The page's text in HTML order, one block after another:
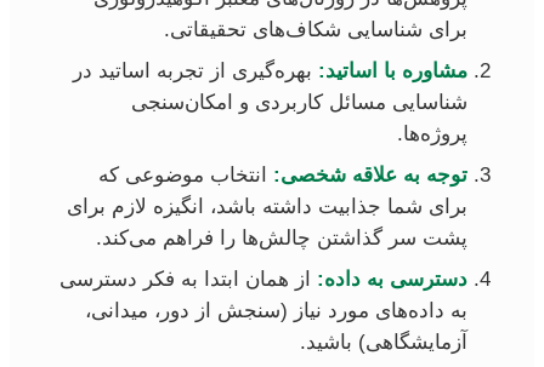
برای شناسایی شکاف‌های تحقیقاتی.
مشاوره با اساتید: بهره‌گیری از تجربه اساتید در
شناسایی مسائل کاربردی و امکان‌سنجی
پروژه‌ها.
توجه به علاقه شخصی: انتخاب موضوعی که
برای شما جذابیت داشته باشد، انگیزه لازم برای
پشت سر گذاشتن چالش‌ها را فراهم می‌کند.
دسترسی به داده: از همان ابتدا به فکر دسترسی
به داده‌های مورد نیاز (سنجش از دور، میدانی،
آزمایشگاهی) باشید.